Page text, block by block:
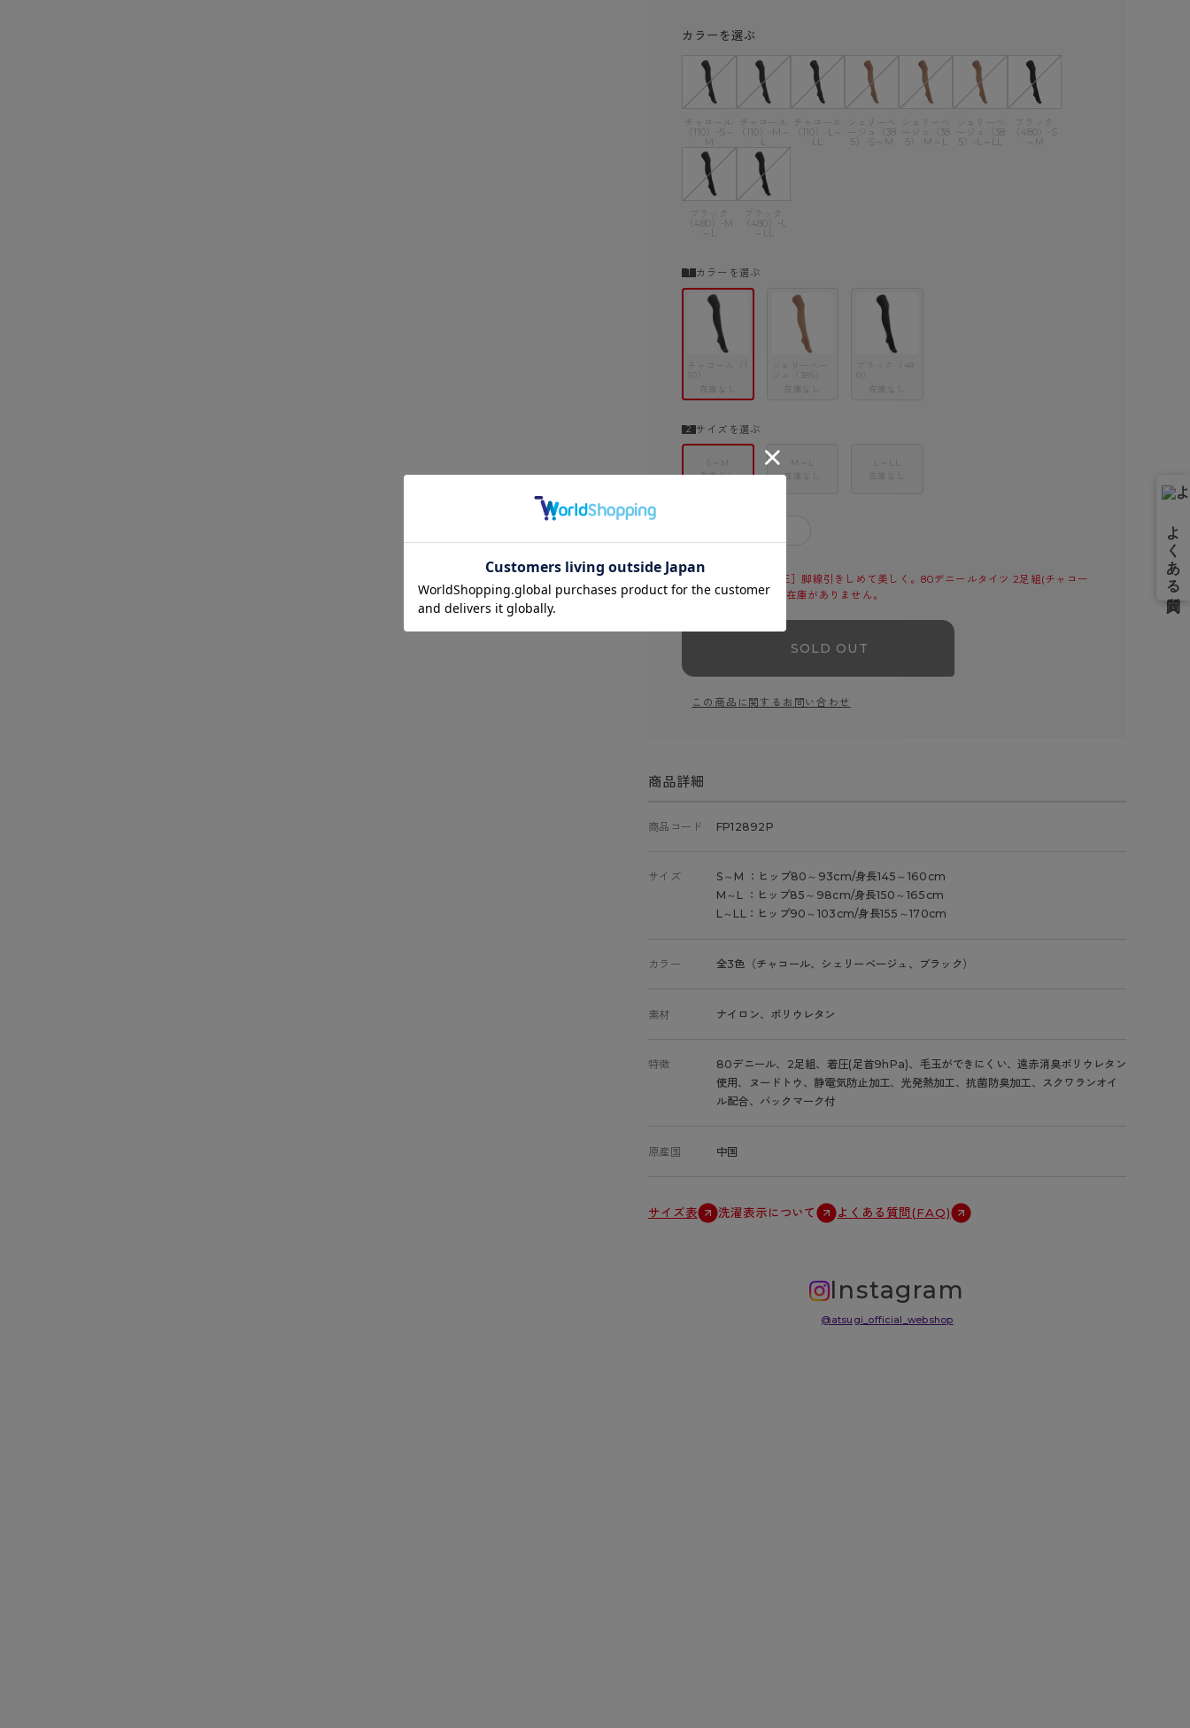
カラーを選ぶ
チャコール
（110）-S～
M
チャコール
（110）-M～
L
チャコール
（110）-L～
LL
シェリーベ
ージュ（38
5）-S～M
シェリーベ
ージュ（38
5）-M～L
シェリーベ
ージュ（38
5）-L～LL
ブラック
（480）-S
～M
ブラック
（480）-M
ブラック
（480）-L
カラーを選ぶ
チャコール（1
10）
在庫なし
シェリーベー
ジュ（385）
在庫なし
ブラック（48
在庫なし
サイズを選ぶ
S～M
在庫なし
M～L
在庫なし
在庫なし
「【在庫限り】［着圧］脚線引きしめて美しく。80デニールタイツ 2足組(チャコー
ル（110）-S～M)」の在庫がありません。
SOLD OUT
この商品に関するお問い合わせ
商品詳細
商品コード FP12892P
サイズ
S～M ：ヒップ80～93cm/身長145～160cm
M～L ：ヒップ85～98cm/身長150～165cm
L～LL：ヒップ90～103cm/身長155～170cm
カラー 全3色（チャコール、シェリーベージュ、ブラック）
素材 ナイロン、ポリウレタン
特徴
80デニール、2足組、着圧(足首9hPa)、毛玉ができにくい、遠赤消臭ポリウレタン
使用、ヌードトウ、静電気防止加工、光発熱加工、抗菌防臭加工、スクワランオイ
ル配合、バックマーク付
原産国 中国
サイズ表 洗濯表示について よくある質問(FAQ)
Instagram
@atsugi_official_webshop